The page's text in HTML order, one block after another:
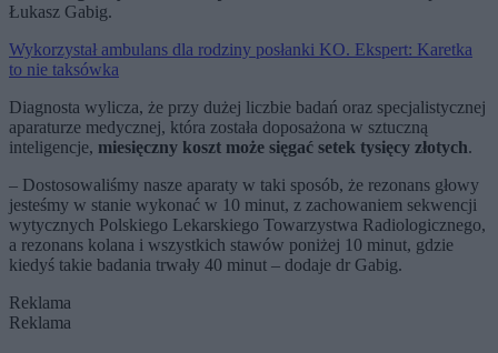
Łukasz Gabig.
Wykorzystał ambulans dla rodziny posłanki KO. Ekspert: Karetka
to nie taksówka
Diagnosta wylicza, że przy dużej liczbie badań oraz specjalistycznej
aparaturze medycznej, która została doposażona w sztuczną
inteligencje, miesięczny koszt może sięgać setek tysięcy złotych.
– Dostosowaliśmy nasze aparaty w taki sposób, że rezonans głowy
jesteśmy w stanie wykonać w 10 minut, z zachowaniem sekwencji
wytycznych Polskiego Lekarskiego Towarzystwa Radiologicznego,
a rezonans kolana i wszystkich stawów poniżej 10 minut, gdzie
kiedyś takie badania trwały 40 minut – dodaje dr Gabig.
Reklama
Reklama